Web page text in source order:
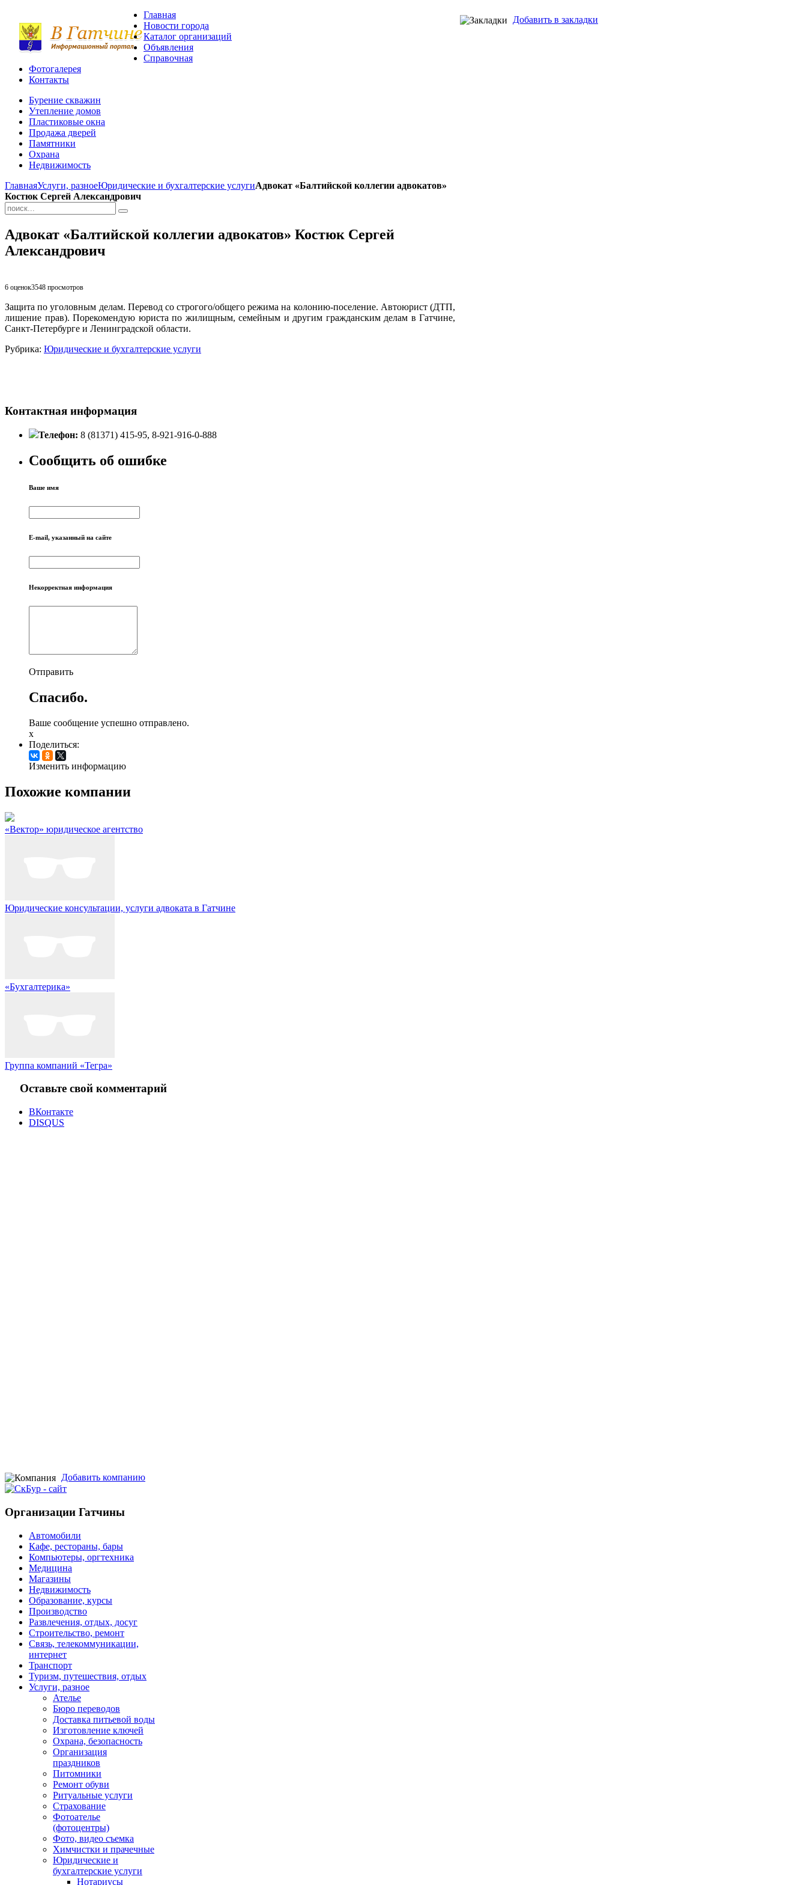
Добавить в закладки
Главная
Новости города
Каталог организаций
Объявления
Справочная
Фотогалерея
Контакты
Бурение скважин
Утепление домов
Пластиковые окна
Продажа дверей
Памятники
Охрана
Недвижимость
ГлавнаяУслуги, разноеЮридические и бухгалтерские услугиАдвокат «Балтийской коллегии адвокатов»
Костюк Сергей Александрович
Адвокат «Балтийской коллегии адвокатов» Костюк Сергей
Александрович
6 оценок3548 просмотров
Защита по уголовным делам. Перевод со строгого/общего режима на колонию-поселение. Автоюрист (ДТП,
лишение прав). Порекомендую юриста по жилищным, семейным и другим гражданским делам в Гатчине,
Санкт-Петербурге и Ленинградской области.
Рубрика: Юридические и бухгалтерские услуги
Контактная информация
Телефон: 8 (81371) 415-95, 8-921-916-0-888
Сообщить об ошибке
Ваше имя
E-mail, указанный на сайте
Некорректная информация
Отправить
Спасибо.
Ваше сообщение успешно отправлено.
x
Поделиться:
Изменить информацию
Похожие компании
«Вектор» юридическое агентство
Юридические консультации, услуги адвоката в Гатчине
«Бухгалтерика»
Группа компаний «Тегра»
Оставьте свой комментарий
ВКонтакте
DISQUS
Добавить компанию
Организации Гатчины
Автомобили
Кафе, рестораны, бары
Компьютеры, оргтехника
Медицина
Магазины
Недвижимость
Образование, курсы
Производство
Развлечения, отдых, досуг
Строительство, ремонт
Связь, телекоммуникации,
интернет
Транспорт
Туризм, путешествия, отдых
Услуги, разное
Ателье
Бюро переводов
Доставка питьевой воды
Изготовление ключей
Охрана, безопасность
Организация
праздников
Питомники
Ремонт обуви
Ритуальные услуги
Страхование
Фотоателье
(фотоцентры)
Фото, видео съемка
Химчистки и прачечные
Юридические и
бухгалтерские услуги
Нотариусы